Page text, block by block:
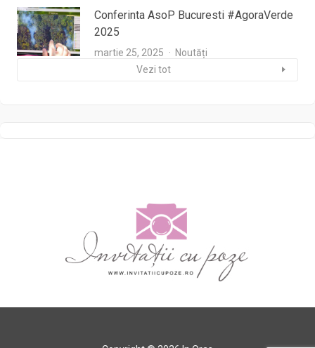
Conferinta AsoP Bucuresti #AgoraVerde
2025
martie 25, 2025
Noutăți
Vezi tot